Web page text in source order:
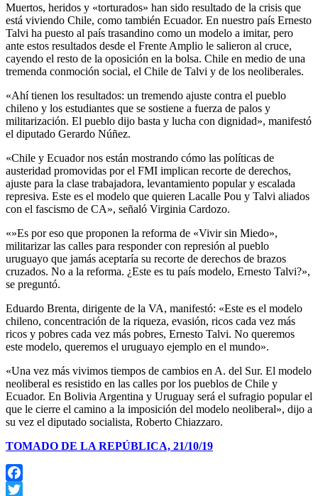
Muertos, heridos y «torturados» han sido resultado de la crisis que
está viviendo Chile, como también Ecuador. En nuestro país Ernesto
Talvi ha puesto al país trasandino como un modelo a imitar, pero
ante estos resultados desde el Frente Amplio le salieron al cruce,
cayendo el resto de la oposición en la bolsa. Chile en medio de una
tremenda conmoción social, el Chile de Talvi y de los neoliberales.
«Ahí tienen los resultados: un tremendo ajuste contra el pueblo
chileno y los estudiantes que se sostiene a fuerza de palos y
militarización. El pueblo dijo basta y lucha con dignidad», manifestó
el diputado Gerardo Núñez.
«Chile y Ecuador nos están mostrando cómo las políticas de
austeridad promovidas por el FMI implican recorte de derechos,
ajuste para la clase trabajadora, levantamiento popular y escalada
represiva. Este es el modelo que quieren Lacalle Pou y Talvi aliados
con el fascismo de CA», señaló Virginia Cardozo.
«»Es por eso que proponen la reforma de «Vivir sin Miedo»,
militarizar las calles para responder con represión al pueblo
uruguayo que jamás aceptaría su recorte de derechos de brazos
cruzados. No a la reforma. ¿Este es tu país modelo, Ernesto Talvi?»,
se preguntó.
Eduardo Brenta, dirigente de la VA, manifestó: «Este es el modelo
chileno, concentración de la riqueza, evasión, ricos cada vez más
ricos y pobres cada vez más pobres, Ernesto Talvi. No queremos
este modelo, queremos el uruguayo ejemplo en el mundo».
«Una vez más vivimos tiempos de cambios en A. del Sur. El modelo
neoliberal es resistido en las calles por los pueblos de Chile y
Ecuador. En Bolivia Argentina y Uruguay será el sufragio popular el
que le cierre el camino a la imposición del modelo neoliberal», dijo a
su vez el diputado socialista, Roberto Chiazzaro.
TOMADO DE LA REPÚBLICA, 21/10/19
Facebook